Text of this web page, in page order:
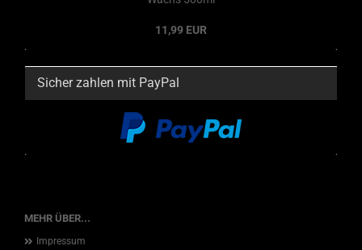
11,99 EUR
Sicher zahlen mit PayPal
MEHR ÜBER...
Impressum